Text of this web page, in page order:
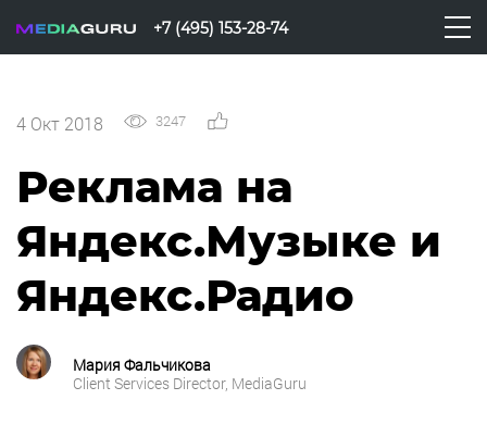
+7 (495) 153-28-74
4 Окт 2018 3247
Реклама на
Яндекс.Музыке и
Яндекс.Радио
Мария Фальчикова
Client Services Director, MediaGuru